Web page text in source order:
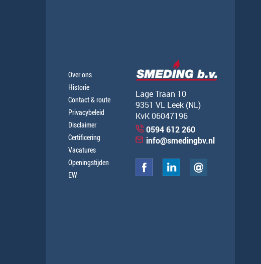
Over ons
Historie
Contact & route
Privacybeleid
Disclaimer
Certificering
Vacatures
Openingstijden
EW
Lage Traan 10
9351 VL Leek (NL)
KvK 06047196
0594 612 260
info@smedingbv.nl